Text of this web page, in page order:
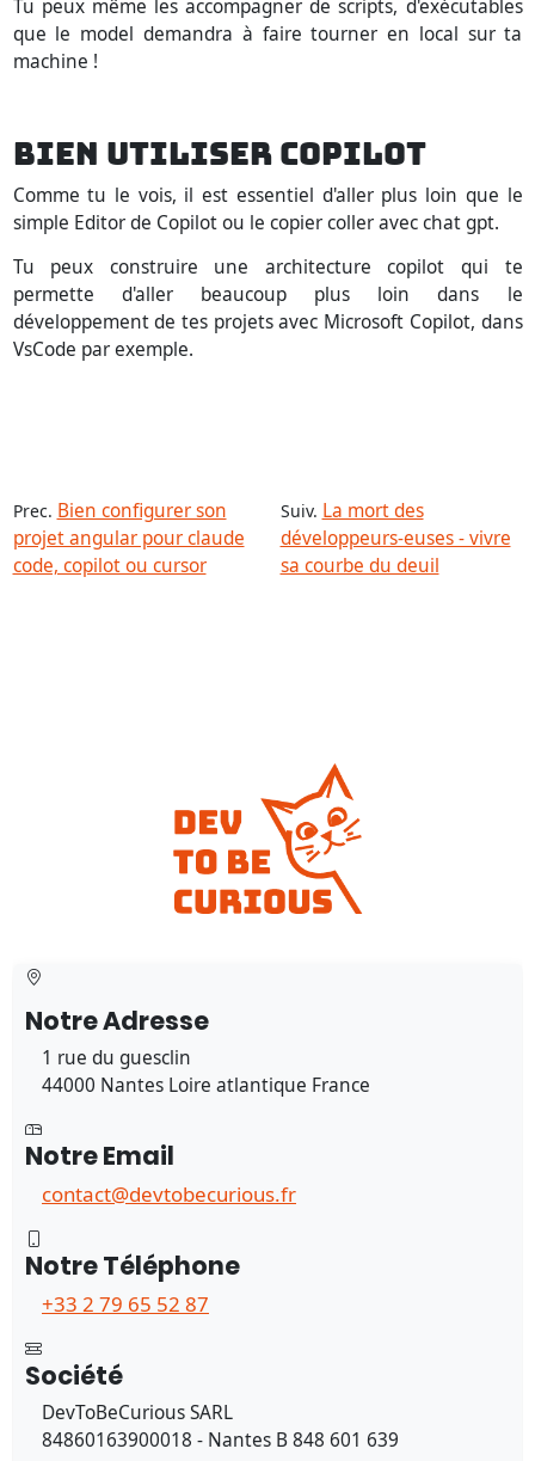
Tu peux même les accompagner de scripts, d'exécutables
que le model demandra à faire tourner en local sur ta
machine !
BIEN UTILISER COPILOT
Comme tu le vois, il est essentiel d'aller plus loin que le
simple Editor de Copilot ou le copier coller avec chat gpt.
Tu peux construire une architecture copilot qui te
permette d'aller beaucoup plus loin dans le
développement de tes projets avec Microsoft Copilot, dans
VsCode par exemple.
Prec. Bien configurer son
projet angular pour claude
code, copilot ou cursor
Suiv. La mort des
développeurs-euses - vivre
sa courbe du deuil
Notre Adresse
1 rue du guesclin
44000 Nantes Loire atlantique France
Notre Email
contact@devtobecurious.fr
Notre Téléphone
+33 2 79 65 52 87
Société
DevToBeCurious SARL
84860163900018 - Nantes B 848 601 639